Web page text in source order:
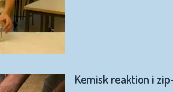
Kemisk reaktion i